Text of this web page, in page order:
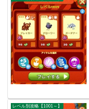
レベル別攻略【1001～】